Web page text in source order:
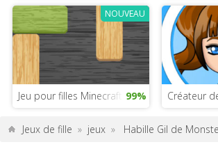
NOUVEAU
Jeu pour filles Minecraft 99% Créateur
Jeux de fille » jeux » Habille Gil de